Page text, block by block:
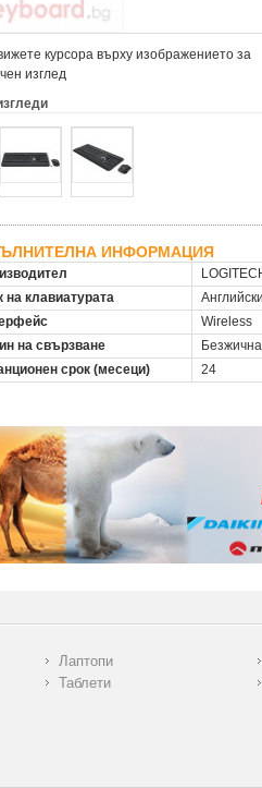
курсора върху изображението за
изглед
ИНФОРМАЦИЯ
на клавиатурата
Английски
Wireless
на свързване
Безжична
срок (месеци)
24
Лаптопи
Таблети